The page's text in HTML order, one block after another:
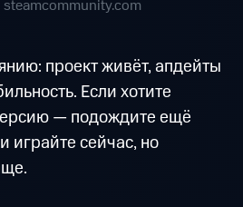
проект живёт, апдейты
Если хотите
— подождите ещё
играйте сейчас, но